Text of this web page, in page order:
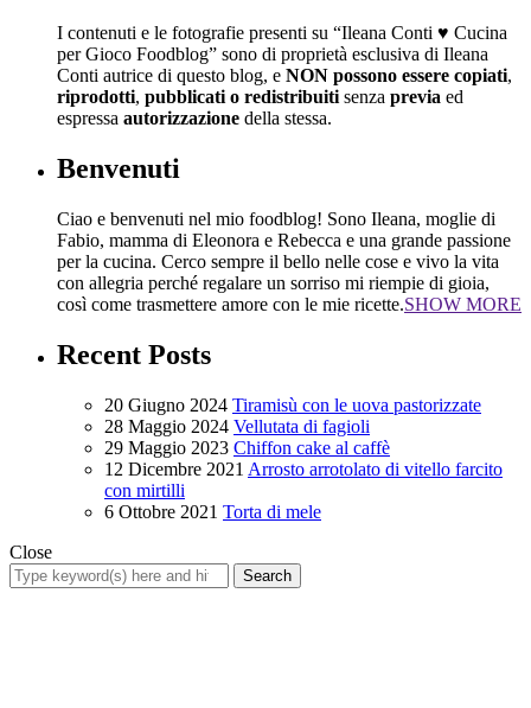
I contenuti e le fotografie presenti su “Ileana Conti ♥ Cucina
per Gioco Foodblog” sono di proprietà esclusiva di Ileana
Conti autrice di questo blog, e NON possono essere copiati,
riprodotti, pubblicati o redistribuiti senza previa ed
espressa autorizzazione della stessa.
Benvenuti
Ciao e benvenuti nel mio foodblog! Sono Ileana, moglie di
Fabio, mamma di Eleonora e Rebecca e una grande passione
per la cucina. Cerco sempre il bello nelle cose e vivo la vita
con allegria perché regalare un sorriso mi riempie di gioia,
così come trasmettere amore con le mie ricette.SHOW MORE
Recent Posts
20 Giugno 2024 Tiramisù con le uova pastorizzate
28 Maggio 2024 Vellutata di fagioli
29 Maggio 2023 Chiffon cake al caffè
12 Dicembre 2021 Arrosto arrotolato di vitello farcito
con mirtilli
6 Ottobre 2021 Torta di mele
Close